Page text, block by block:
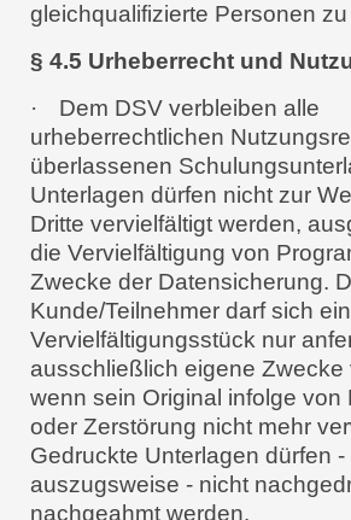
gleichqualifizierte Personen
§ 4.5 Urheberrecht und
·
Dem DSV verbleiben alle
urheberrechtlichen
überlassenen
Unterlagen dürfen nicht zur
Dritte vervielfältigt werden,
die Vervielfältigung von
Zwecke der Datensicherung.
Kunde/Teilnehmer darf sich ein
Vervielfältigungsstück nur
ausschließlich eigene Zwecke
wenn sein Original infolge von
oder Zerstörung nicht mehr
Gedruckte Unterlagen dürfen -
auszugsweise - nicht
nachgeahmt werden.